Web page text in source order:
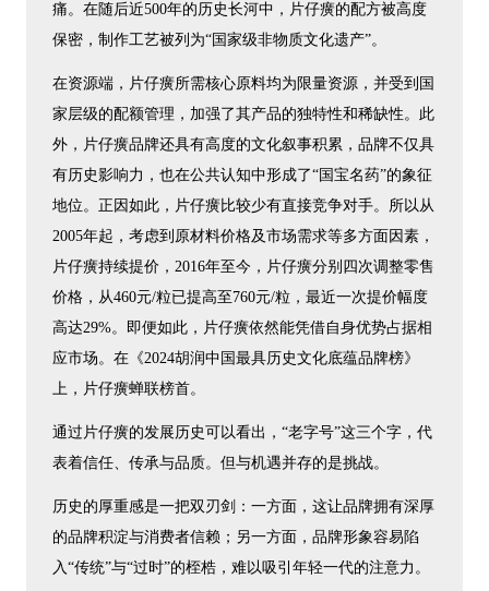
痛。在随后近500年的历史长河中，片仔癀的配方被高度
保密，制作工艺被列为“国家级非物质文化遗产”。
在资源端，片仔癀所需核心原料均为限量资源，并受到国
家层级的配额管理，加强了其产品的独特性和稀缺性。此
外，片仔癀品牌还具有高度的文化叙事积累，品牌不仅具
有历史影响力，也在公共认知中形成了“国宝名药”的象征
地位。正因如此，片仔癀比较少有直接竞争对手。所以从
2005年起，考虑到原材料价格及市场需求等多方面因素，
片仔癀持续提价，2016年至今，片仔癀分别四次调整零售
价格，从460元/粒已提高至760元/粒，最近一次提价幅度
高达29%。即便如此，片仔癀依然能凭借自身优势占据相
应市场。在《2024胡润中国最具历史文化底蕴品牌榜》
上，片仔癀蝉联榜首。
通过片仔癀的发展历史可以看出，“老字号”这三个字，代
表着信任、传承与品质。但与机遇并存的是挑战。
历史的厚重感是一把双刃剑：一方面，这让品牌拥有深厚
的品牌积淀与消费者信赖；另一方面，品牌形象容易陷
入“传统”与“过时”的桎梏，难以吸引年轻一代的注意力。